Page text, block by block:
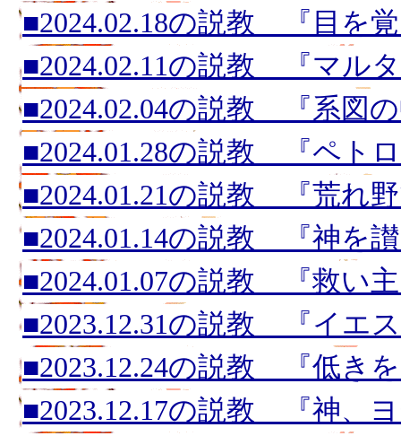
■2024.02.18の説教 『目を
■2024.02.11の説教 『マル
■2024.02.04の説教 『系図
■2024.01.28の説教 『ペト
■2024.01.21の説教 『荒れ
■2024.01.14の説教 『神を
■2024.01.07の説教 『救い
■2023.12.31の説教 『イエ
■2023.12.24の説教 『低き
■2023.12.17の説教 『神、